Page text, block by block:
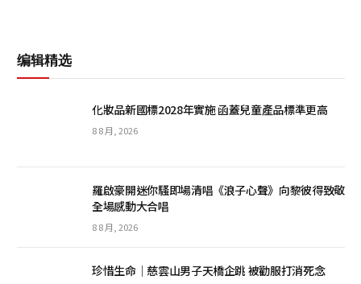
编辑精选
化妝品新國標2028年實施 函蓋兒童產品標準更高
8 8 月, 2026
羅啟豪開迷你騷即場清唱《浪子心聲》向黎彼得致敬
全場感動大合唱
8 8 月, 2026
珍惜生命│慈雲山男子天橋企跳 被勸服打消死念